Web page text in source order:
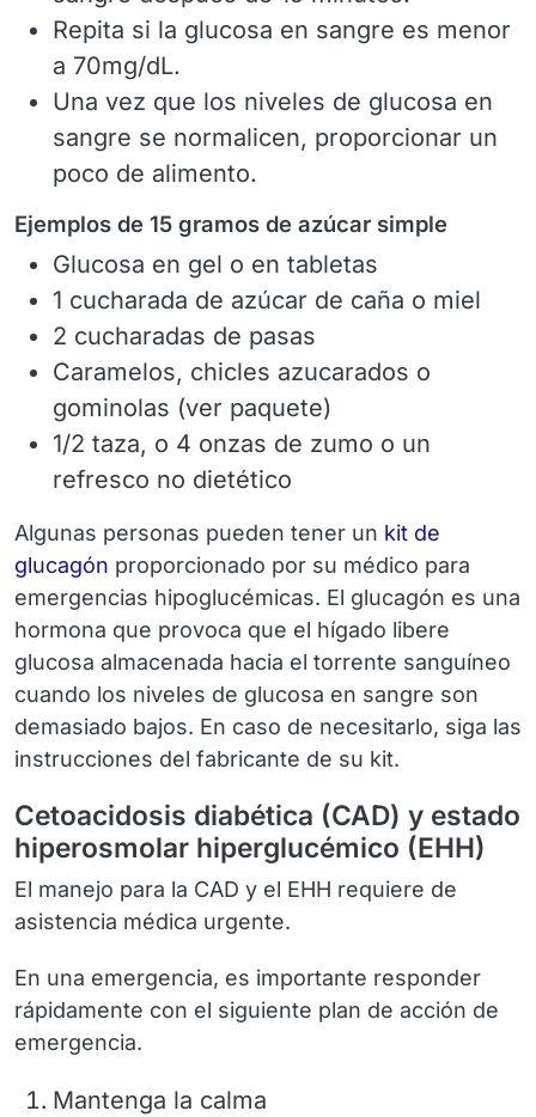
Repita si la glucosa en sangre es menor
a 70mg/dL.
Una vez que los niveles de glucosa en
sangre se normalicen, proporcionar un
poco de alimento.
Ejemplos de 15 gramos de azúcar simple
Glucosa en gel o en tabletas
1 cucharada de azúcar de caña o miel
2 cucharadas de pasas
Caramelos, chicles azucarados o
gominolas (ver paquete)
1/2 taza, o 4 onzas de zumo o un
refresco no dietético
Algunas personas pueden tener un kit de
glucagón proporcionado por su médico para
emergencias hipoglucémicas. El glucagón es una
hormona que provoca que el hígado libere
glucosa almacenada hacia el torrente sanguíneo
cuando los niveles de glucosa en sangre son
demasiado bajos. En caso de necesitarlo, siga las
instrucciones del fabricante de su kit.
Cetoacidosis diabética (CAD) y estado
hiperosmolar hiperglucémico (EHH)
El manejo para la CAD y el EHH requiere de
asistencia médica urgente.
En una emergencia, es importante responder
rápidamente con el siguiente plan de acción de
emergencia.
Mantenga la calma